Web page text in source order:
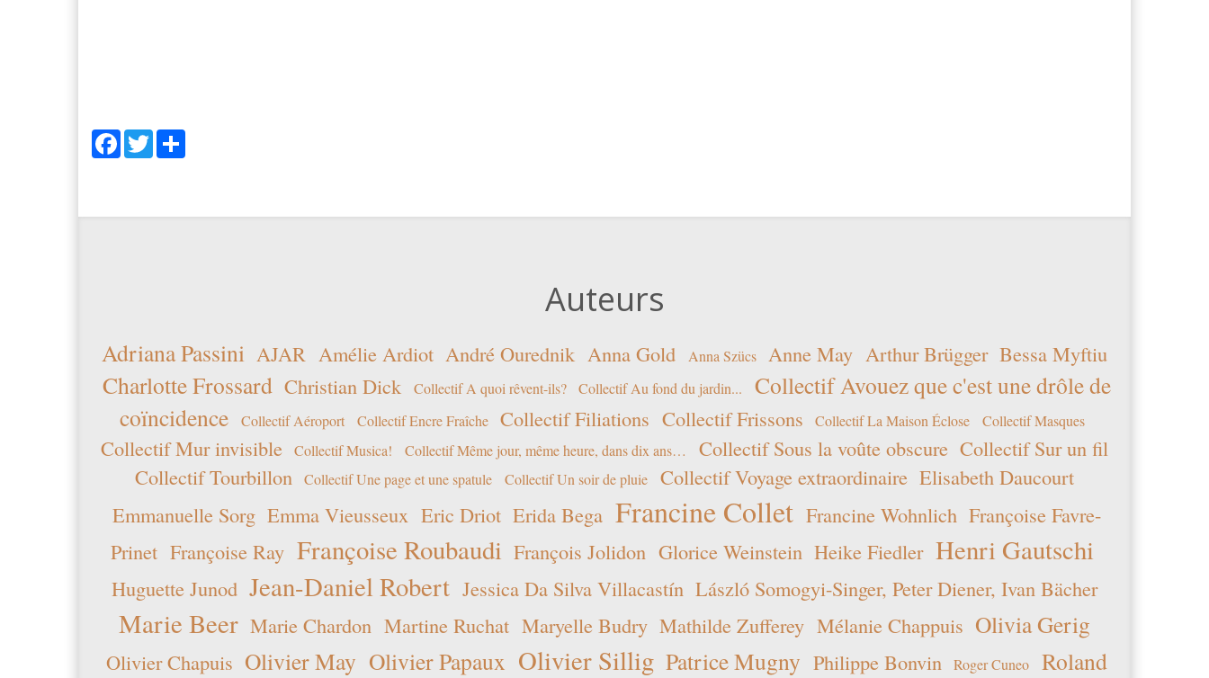
Facebook
Twitter
Auteurs
Adriana Passini AJAR Amélie Ardiot André Ourednik Anna Gold Anna Szücs Anne May Arthur Brügger Bessa Myftiu
Charlotte Frossard Christian Dick Collectif A quoi rêvent-ils? Collectif Au fond du jardin...
Collectif Avouez que c'est une drôle de
coïncidence
Collectif Aéroport Collectif Encre Fraîche Collectif Filiations Collectif Frissons Collectif La Maison Éclose Collectif Masques
Collectif Mur invisible Collectif Musica! Collectif Même jour, même heure, dans dix ans… Collectif Sous la voûte obscure Collectif Sur un fil
Collectif Tourbillon
Collectif Une page et une spatule Collectif Un soir de pluie Collectif Voyage extraordinaire Elisabeth Daucourt
Emmanuelle Sorg Emma Vieusseux Eric Driot Erida Bega Francine Collet Francine Wohnlich Françoise Favre-
Prinet Françoise Ray Françoise Roubaudi François Jolidon Glorice Weinstein Heike Fiedler Henri Gautschi
Huguette Junod Jean-Daniel Robert Jessica Da Silva Villacastín László Somogyi-Singer, Peter Diener, Ivan Bächer
Marie Beer Marie Chardon Martine Ruchat Maryelle Budry Mathilde Zufferey Mélanie Chappuis Olivia Gerig
Olivier Chapuis Olivier May Olivier Papaux Olivier Sillig Patrice Mugny Philippe Bonvin Roger Cuneo
Roland